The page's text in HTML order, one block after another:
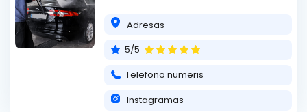
+37062960953
Adresas
5/5
Telefono numeris
Instagramas